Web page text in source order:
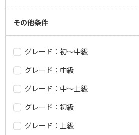
その他条件
グレード：初～中級
グレード：中級
グレード：中～上級
グレード：初級
グレード：上級